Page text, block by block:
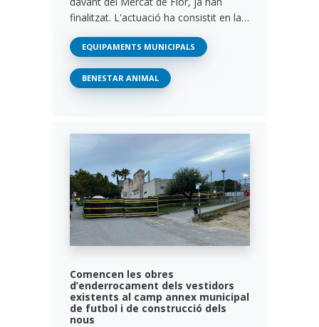
finalitzat. L'actuació ha consistit en la…
EQUIPAMENTS MUNICIPALS
BENESTAR ANIMAL
Comencen les obres
d’enderrocament dels vestidors
existents al camp annex municipal
de futbol i de construcció dels
nous